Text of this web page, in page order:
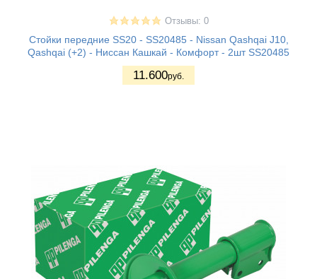
Отзывы: 0
Стойки передние SS20 - SS20485 - Nissan Qashqai J10,
Qashqai (+2) - Ниссан Кашкай - Комфорт - 2шт SS20485
11.600руб.